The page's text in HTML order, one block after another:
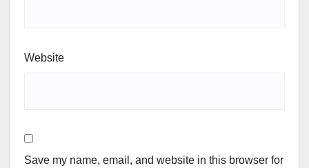
Website
Save my name, email, and website in this browser for